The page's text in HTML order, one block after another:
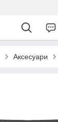
Аксесуари